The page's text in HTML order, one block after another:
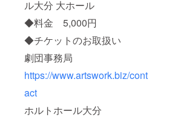
ル大分 大ホール
◆料金 5,000円
◆チケットのお取扱い
劇団事務局
https://www.artswork.biz/cont
act
ホルトホール大分